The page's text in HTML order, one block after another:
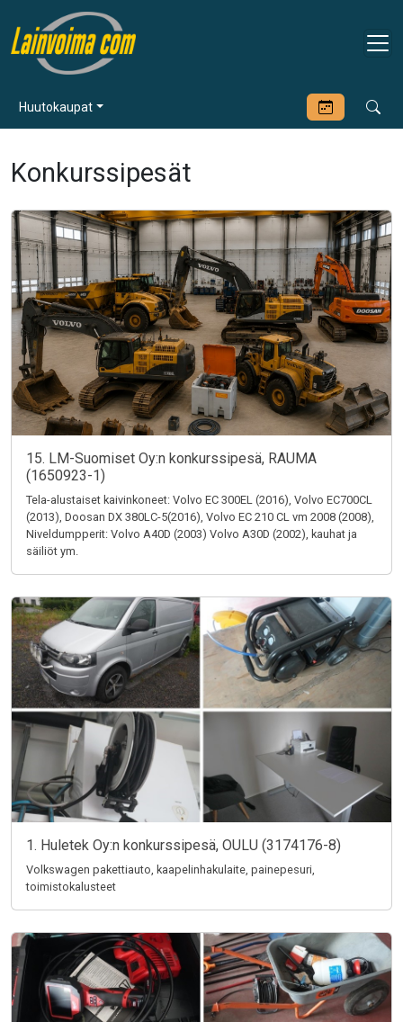
Huutokaupat
Konkurssipesät
15. LM-Suomiset Oy:n konkurssipesä, RAUMA
(1650923-1)
Tela-alustaiset kaivinkoneet: Volvo EC 300EL (2016), Volvo EC700CL
(2013), Doosan DX 380LC-5(2016), Volvo EC 210 CL vm 2008 (2008),
Niveldumpperit: Volvo A40D (2003) Volvo A30D (2002), kauhat ja
säiliöt ym.
1. Huletek Oy:n konkurssipesä, OULU (3174176-8)
Volkswagen pakettiauto, kaapelinhakulaite, painepesuri,
toimistokalusteet